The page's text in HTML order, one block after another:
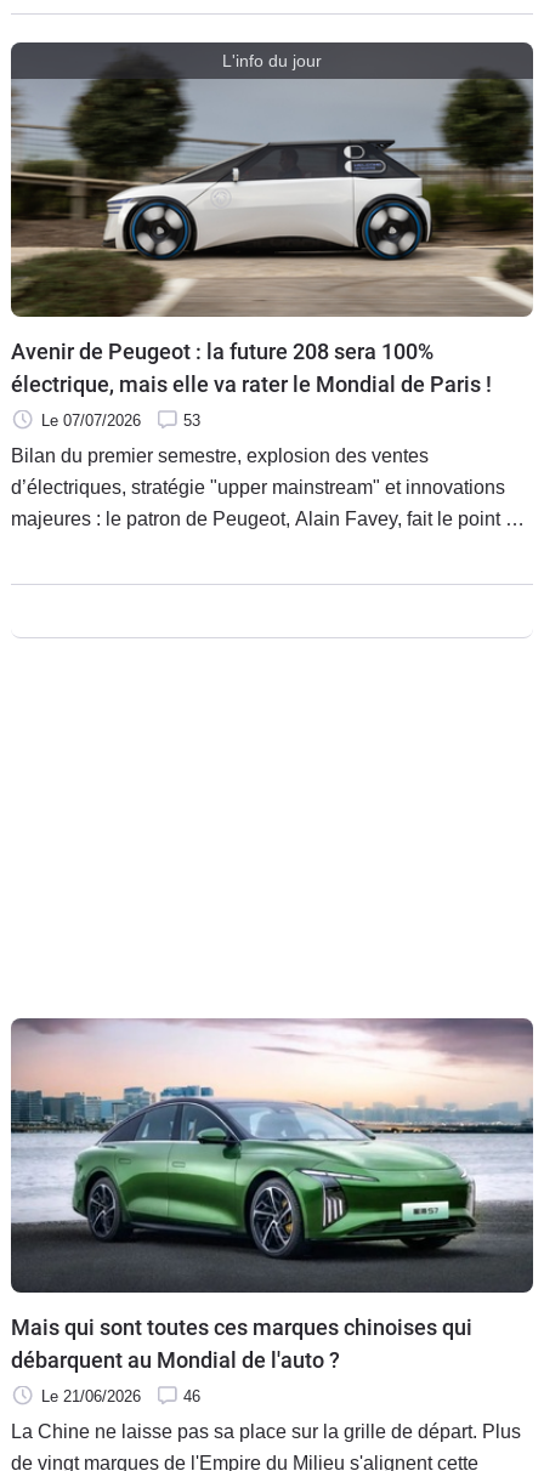
constructeurs seront présents. Trois mois avant Caradisiac
vous fait découvrir ces nouveautés qui feront la joie des
visiteurs.
L'info du jour
Avenir de Peugeot : la future 208 sera 100%
électrique, mais elle va rater le Mondial de Paris !
Le 07/07/2026 53
Bilan du premier semestre, explosion des ventes
d’électriques, stratégie "upper mainstream" et innovations
majeures : le patron de Peugeot, Alain Favey, fait le point sur
PureTech, l'arrivée d'un volant révolutionnaire et les
attend la marque préférée des Français.
Mais qui sont toutes ces marques chinoises qui
débarquent au Mondial de l'auto ?
Le 21/06/2026 46
La Chine ne laisse pas sa place sur la grille de départ. Plus
de vingt marques de l'Empire du Milieu s'alignent cette